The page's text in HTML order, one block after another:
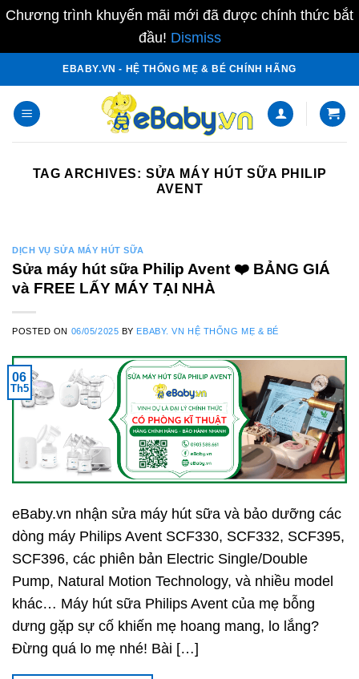
Chương trình khuyến mãi mới đã được chính thức bắt
đầu! Dismiss
content
EBABY.VN - HỆ THỐNG MẸ & BÉ CHÍNH HÃNG
TAG ARCHIVES: SỬA MÁY HÚT SỮA PHILIP
AVENT
DỊCH VỤ SỬA MÁY HÚT SỮA
Sửa máy hút sữa Philip Avent ❤️️ BẢNG GIÁ
và FREE LẤY MÁY TẠI NHÀ
POSTED ON 06/05/2025 BY EBABY. VN HỆ THỐNG MẸ & BÉ
06
Th5
eBaby.vn nhận sửa máy hút sữa và bảo dưỡng các
dòng máy Philips Avent SCF330, SCF332, SCF395,
SCF396, các phiên bản Electric Single/Double
Pump, Natural Motion Technology, và nhiều model
khác… Máy hút sữa Philips Avent của mẹ bỗng
dưng gặp sự cố khiến mẹ hoang mang, lo lắng?
Đừng quá lo mẹ nhé! Bài […]